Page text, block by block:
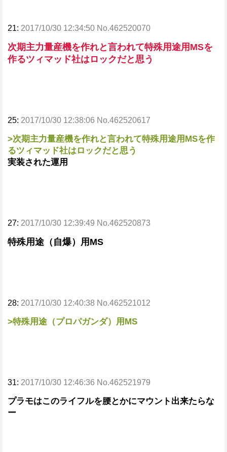
21: 2017/10/30 12:34:50 No.462520070
次期主力量産機を作れと言われて特殊用途用MSを
作るツィマッド社はロックだと思う
25: 2017/10/30 12:38:06 No.462520617
>次期主力量産機を作れと言われて特殊用途用MSを作
るツィマッド社はロックだと思う
実装された運用
27: 2017/10/30 12:39:49 No.462520873
特殊用途（自爆）用MS
28: 2017/10/30 12:40:38 No.462521012
>特殊用途（プロパガンダ）用MS
31: 2017/10/30 12:46:36 No.462521979
プラモはこのライフルを腰とかにマウント出来たらな
ー